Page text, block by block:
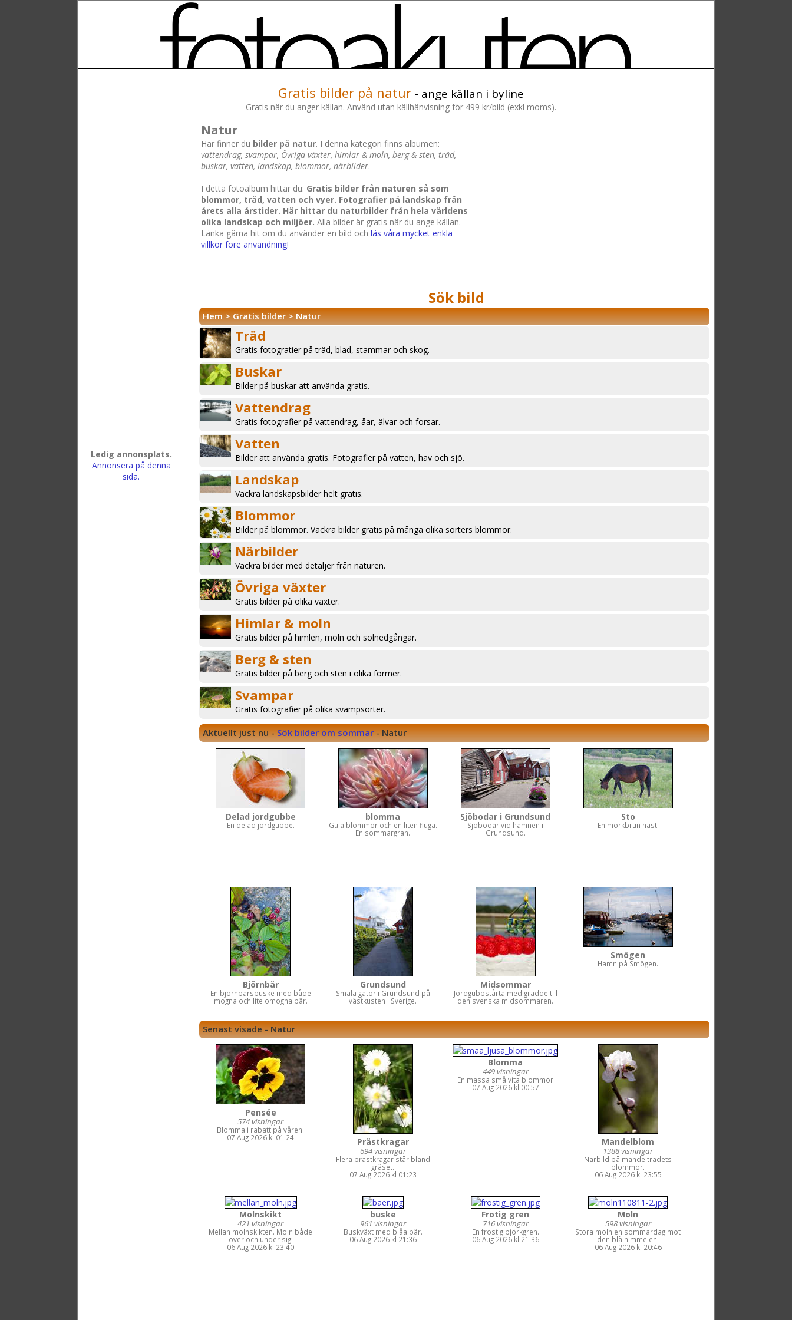
Gratis bilder på natur- ange källan i byline
Gratis när du anger källan. Använd utan källhänvisning för 499 kr/bild (exkl moms).
Natur
Här finner du bilder på natur. I denna kategori finns albumen:
vattendrag, svampar, Övriga växter, himlar & moln, berg & sten, träd,
buskar, vatten, landskap, blommor, närbilder.
I detta fotoalbum hittar du: Gratis bilder från naturen så som
blommor, träd, vatten och vyer. Fotografier på landskap från
årets alla årstider. Här hittar du naturbilder från hela världens
olika landskap och miljöer. Alla bilder är gratis när du ange källan.
Länka gärna hit om du använder en bild ochläs våra mycket enkla
villkor före användning!
Sök bild
Hem>Gratis bilder>Natur
Träd
Gratis fotogratier på träd, blad, stammar och skog.
Buskar
Bilder på buskar att använda gratis.
Vattendrag
Gratis fotografier på vattendrag, åar, älvar och forsar.
Vatten
Bilder att använda gratis. Fotografier på vatten, hav och sjö.
Landskap
Vackra landskapsbilder helt gratis.
Blommor
Bilder på blommor. Vackra bilder gratis på många olika sorters blommor.
Närbilder
Vackra bilder med detaljer från naturen.
Övriga växter
Gratis bilder på olika växter.
Himlar & moln
Gratis bilder på himlen, moln och solnedgångar.
Berg & sten
Gratis bilder på berg och sten i olika former.
Svampar
Gratis fotografier på olika svampsorter.
Aktuellt just nu -Sök bilder om sommar- Natur
Delad jordgubbe
En delad jordgubbe.
blomma
Gula blommor och en liten fluga.
En sommargran.
Sjöbodar i Grundsund
Sjöbodar vid hamnen i
Grundsund.
Sto
En mörkbrun häst.
Björnbär
En björnbärsbuske med både
mogna och lite omogna bär.
Grundsund
Smala gator i Grundsund på
västkusten i Sverige.
Midsommar
Jordgubbstårta med grädde till
den svenska midsommaren.
Smögen
Hamn på Smögen.
Senast visade - Natur
Pensée
574 visningar
Blomma i rabatt på våren.
07 Aug 2026 kl 01:24
Prästkragar
694 visningar
Flera prästkragar står bland
gräset.
07 Aug 2026 kl 01:23
Blomma
449 visningar
En massa små vita blommor
07 Aug 2026 kl 00:57
Mandelblom
1388 visningar
Närbild på mandelträdets
blommor.
06 Aug 2026 kl 23:55
Molnskikt
421 visningar
Mellan molnskikten. Moln både
över och under sig.
06 Aug 2026 kl 23:40
buske
961 visningar
Buskväxt med blåa bär.
06 Aug 2026 kl 21:36
Frotig gren
716 visningar
En frostig björkgren.
06 Aug 2026 kl 21:36
Moln
598 visningar
Stora moln en sommardag mot
den blå himmelen.
06 Aug 2026 kl 20:46
Ledig annonsplats.
Annonsera på denna
sida.